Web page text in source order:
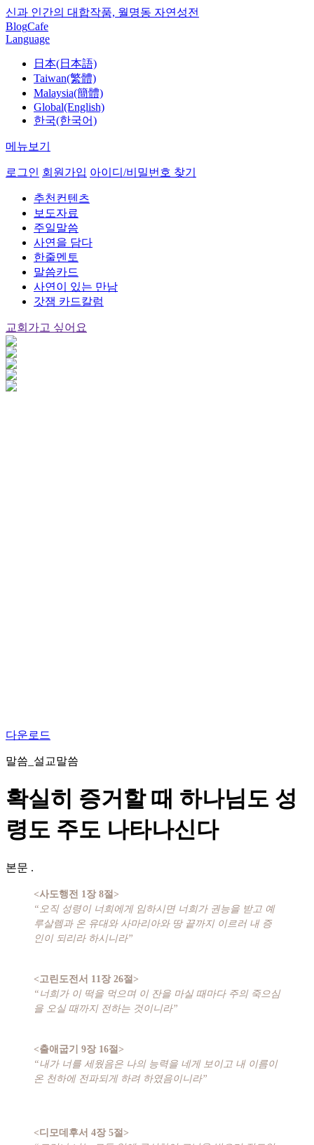
신과 인간의 대합작품, 월명동 자연성전
BlogCafe
Language
日本(日本語)
Taiwan(繁體)
Malaysia(簡體)
Global(English)
한국(한국어)
메뉴보기
로그인 회원가입 아이디/비밀번호 찾기
추천컨텐츠
보도자료
주일말씀
사연을 담다
한줄멘토
말씀카드
사연이 있는 만남
갓잼 카드칼럼
교회가고 싶어요
다운로드
말씀_설교말씀
확실히 증거할 때 하나님도 성
령도 주도 나타나신다
본문 .
<사도행전 1장 8절>
“오직 성령이 너희에게 임하시면 너희가 권능을 받고 예
루살렘과 온 유대와 사마리아와 땅 끝까지 이르러 내 증
인이 되리라 하시니라”
<고린도전서 11장 26절>
“너희가 이 떡을 먹으며 이 잔을 마실 때마다 주의 죽으심
을 오실 때까지 전하는 것이니라”
<출애굽기 9장 16절>
“내가 너를 세웠음은 나의 능력을 네게 보이고 내 이름이
온 천하에 전파되게 하려 하였음이니라”
<디모데후서 4장 5절>